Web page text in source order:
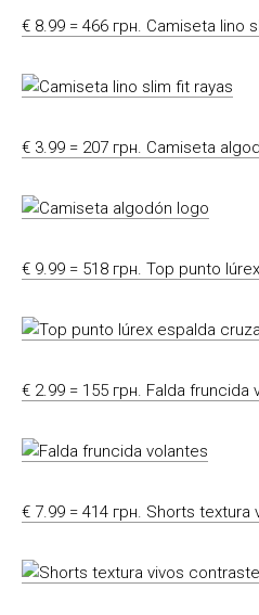
€ 8.99 = 466 грн. Camiseta lino
€ 3.99 = 207 грн. Camiseta
€ 9.99 = 518 грн. Top punto
€ 2.99 = 155 грн. Falda fruncida
€ 7.99 = 414 грн. Shorts